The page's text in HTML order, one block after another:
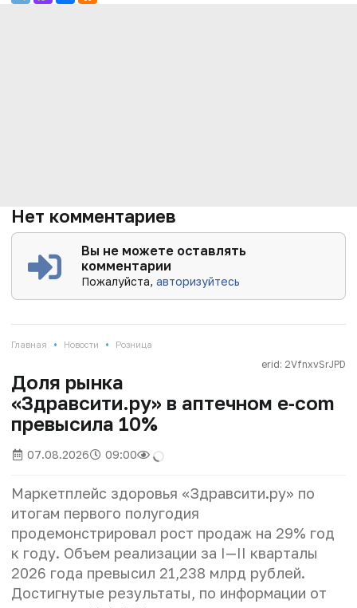
Нет комментариев
Вы не можете оставлять
комментарии
Пожалуйста,авторизуйтесь
Главная • Новости • Розница
erid: 2VfnxvSrJPD
Доля рынка
«Здравсити.ру» в аптечном e‑com
превысила 10%
07.08.2026 09:00
Маркетплейс здоровья «Здравсити.ру» по
итогам первого полугодия
продемонстрировал рост продаж на 29% год
к году. Объем реализации за I—II кварталы
2026 года превысил 21,238 млрд рублей.
Достигнутые результаты, по информации от